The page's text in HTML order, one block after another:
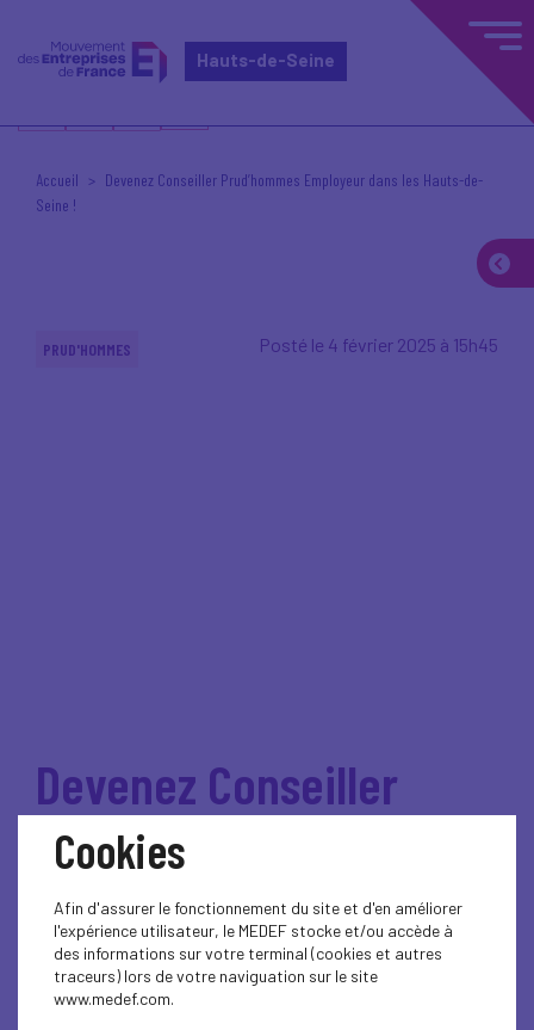
Hauts-de-Seine
Accueil
Devenez Conseiller Prud’hommes Employeur dans les Hauts-de-
Seine !
PRUD'HOMMES Posté le 4 février 2025 à 15h45
Devenez Conseiller
Prud’hommes
Employeur dans les
Hauts-de-Seine !
Cookies
Afin d'assurer le fonctionnement du site et d'en améliorer
l'expérience utilisateur, le MEDEF stocke et/ou accède à
des informations sur votre terminal (cookies et autres
traceurs) lors de votre naviguation sur le site
www.medef.com.